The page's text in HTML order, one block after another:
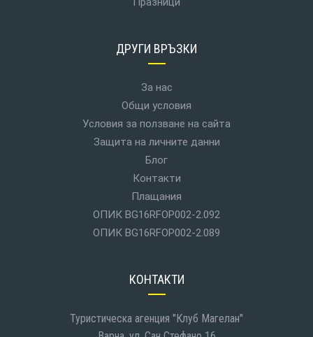
ДРУГИ ВРЪЗКИ
За нас
Общи условия
Условия за ползване на сайта
Защита на личните данни
Блог
Контакти
Плащания
ОПИК BG16RFOP002-2.092
ОПИК BG16RFOP002-2.089
КОНТАКТИ
Туристическа агенция "Клуб Магелан"